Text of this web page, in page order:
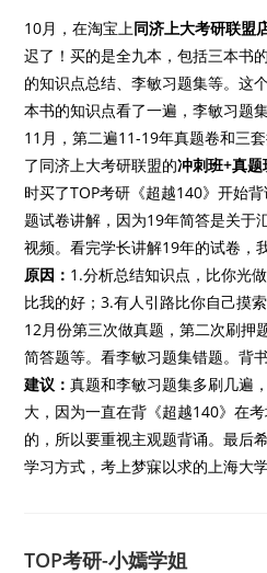
10月，在淘宝上同济上大考研联盟
迟了！买的是全九本，包括三本书
的知识点总结、李敏习题集等。这
本书的知识点看了一遍，李敏习题
11月，第二遍11-19年真题卷和三
了同济上大考研联盟的冲刺班+真
时买了TOP考研《超越140》开始
题试卷讲解，因为19年简答是关于
视频。看完学长讲解19年的试卷，
原因： 1.分析总结知识点，比你光
比我的好；3.有人引路比你自己摸索
12月份第三次做真题，第二次刷押
简答题等。看李敏习题集错题。背
建议：真题和李敏习题集多刷几遍
大，因为一直在背《超越140》在
的，所以要重视主观题背诵。最后
学习方式，考上梦寐以求的上海大学
TOP考研-小嫣学姐